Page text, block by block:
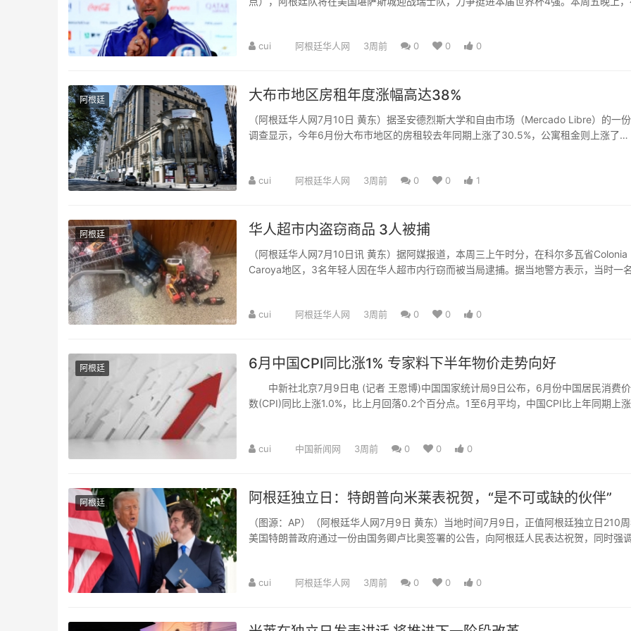
cui 阿根廷华人网 3周前 0 0 0
阿根廷 大布市地区房租年度涨幅高达38%
（阿根廷华人网7月10日 黄东）据圣安德烈斯大学和自由市场（Mercado Libre）的一
调查显示，今年6月份大布市地区的房租较去年同期上涨了30.5%，公寓租金则上涨了
cui 阿根廷华人网 3周前 0 0 1
阿根廷 华人超市内盗窃商品 3人被捕
（阿根廷华人网7月10日讯 黄东）据阿媒报道，本周三上午时分，在科尔多瓦省Colonia
Caroya地区，3名年轻人因在华人超市内行窃而被当局逮捕。据当地警方表示，当时一
cui 阿根廷华人网 3周前 0 0 0
阿根廷 6月中国CPI同比涨1% 专家料下半年物价走势向好
中新社北京7月9日电 (记者 王恩博)中国国家统计局9日公布，6月份中国居民消费
数(CPI)同比上涨1.0%，比上月回落0.2个百分点。1至6月平均，中国CPI比上年同期上涨
cui 中国新闻网 3周前 0 0 0
阿根廷 阿根廷独立日：特朗普向米莱表祝贺，“是不可或缺的伙伴”
（图源：AP）（阿根廷华人网7月9日 黄东）当地时间7月9日，正值阿根廷独立日210周
美国特朗普政府通过一份由国务卿卢比奥签署的公告，向阿根廷人民表达祝贺，同时强
cui 阿根廷华人网 3周前 0 0 0